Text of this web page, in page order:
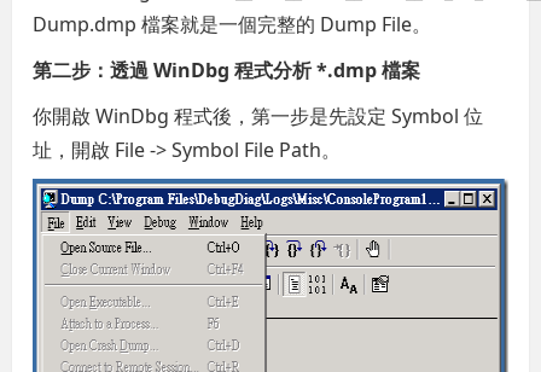
Dump.dmp 檔案就是一個完整的 Dump File。
第二步：透過 WinDbg 程式分析 *.dmp 檔案
你開啟 WinDbg 程式後，第一步是先設定 Symbol 位
址，開啟 File -> Symbol File Path。